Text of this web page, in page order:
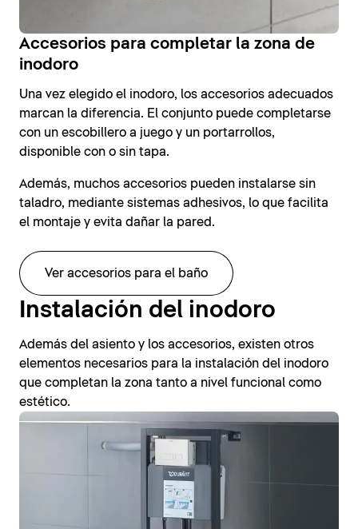
Accesorios para completar la zona de
inodoro
Una vez elegido el inodoro, los accesorios adecuados
marcan la diferencia. El conjunto puede completarse
con un escobillero a juego y un portarrollos,
disponible con o sin tapa.
Además, muchos accesorios pueden instalarse sin
taladro, mediante sistemas adhesivos, lo que facilita
el montaje y evita dañar la pared.
Ver accesorios para el baño
Instalación del inodoro
Además del asiento y los accesorios, existen otros
elementos necesarios para la instalación del inodoro
que completan la zona tanto a nivel funcional como
estético.